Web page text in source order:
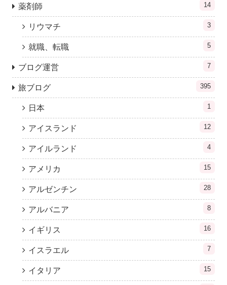
薬剤師 14
リウマチ 3
就職、転職 5
ブログ運営 7
旅ブログ 395
日本 1
アイスランド 12
アイルランド 4
アメリカ 15
アルゼンチン 28
アルバニア 8
イギリス 16
イスラエル 7
イタリア 15